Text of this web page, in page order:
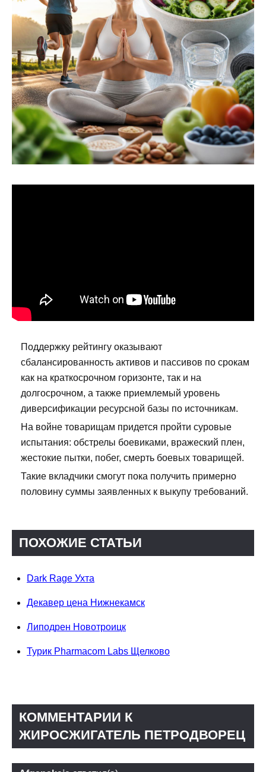
Поддержку рейтингу оказывают
сбалансированность активов и пассивов по срокам
как на краткосрочном горизонте, так и на
долгосрочном, а также приемлемый уровень
диверсификации ресурсной базы по источникам.
На войне товарищам придется пройти суровые
испытания: обстрелы боевиками, вражеский плен,
жестокие пытки, побег, смерть боевых товарищей.
Такие вкладчики смогут пока получить примерно
половину суммы заявленных к выкупу требований.
ПОХОЖИЕ СТАТЬИ
Dark Rage Ухта
Декавер цена Нижнекамск
Липодрен Новотроицк
Турик Pharmacom Labs Щелково
КОММЕНТАРИИ К
ЖИРОСЖИГАТЕЛЬ ПЕТРОДВОРЕЦ